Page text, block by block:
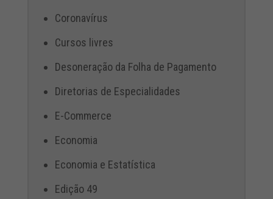
Coronavírus
Cursos livres
Desoneração da Folha de Pagamento
Diretorias de Especialidades
E-Commerce
Economia
Economia e Estatística
Edição 49